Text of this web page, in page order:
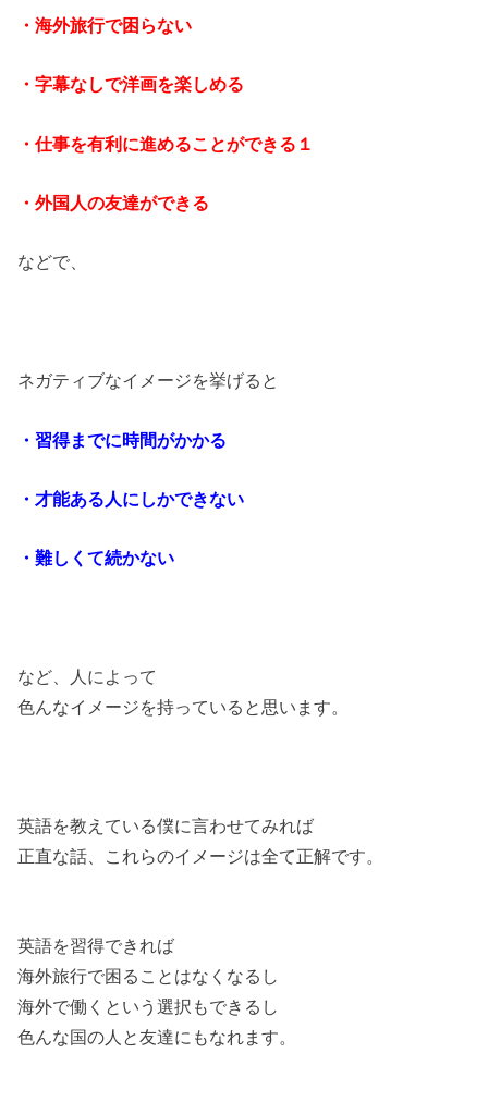
・海外旅行で困らない
・字幕なしで洋画を楽しめる
・仕事を有利に進めることができる１
・外国人の友達ができる
などで、
ネガティブなイメージを挙げると
・習得までに時間がかかる
・才能ある人にしかできない
・難しくて続かない
など、人によって
色んなイメージを持っていると思います。
英語を教えている僕に言わせてみれば
正直な話、これらのイメージは全て正解です。
英語を習得できれば
海外旅行で困ることはなくなるし
海外で働くという選択もできるし
色んな国の人と友達にもなれます。